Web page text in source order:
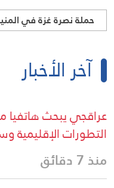
حملة نصرة غزة في
آخر الأخبار
عراقجي يبحث هاتفيا
التطورات الإقليمية
منذ 7 دقائق